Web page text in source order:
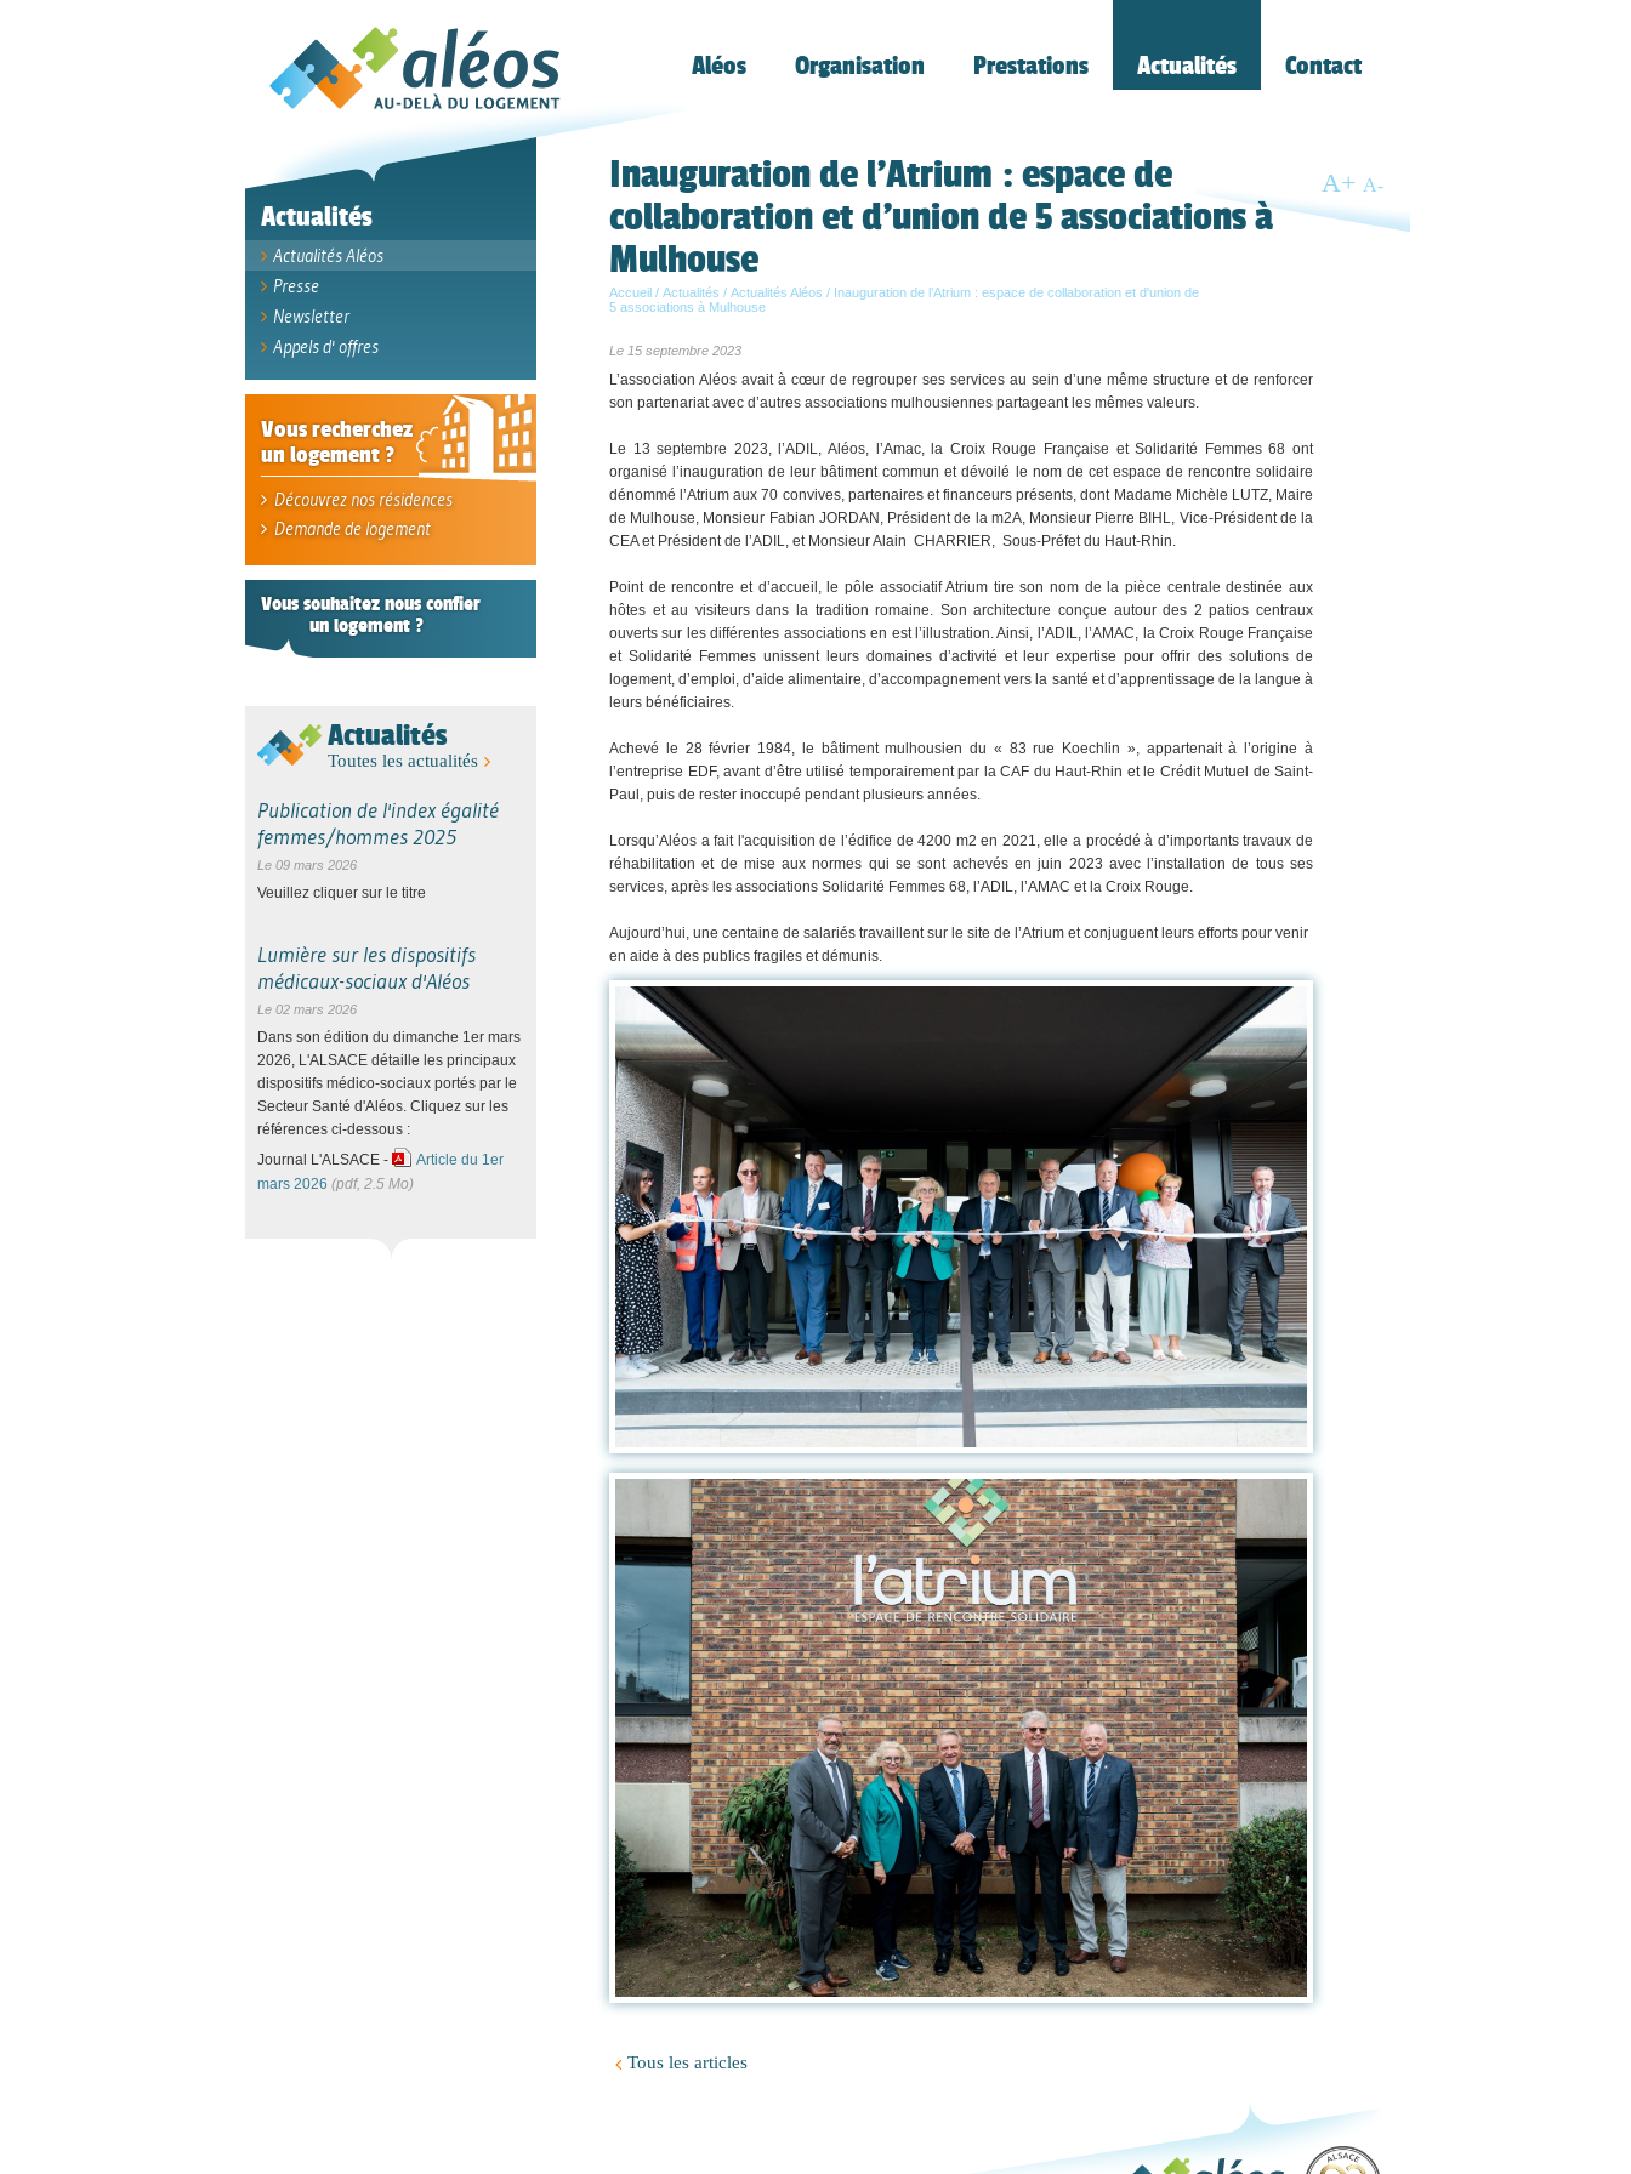
Aléos Organisation Prestations Actualités Contact
A+ A-
Inauguration de l’Atrium : espace de
collaboration et d'union de 5 associations à
Mulhouse
Accueil / Actualités / Actualités Aléos / Inauguration de l’Atrium : espace de collaboration et d'union de
5 associations à Mulhouse
Le 15 septembre 2023
L’association Aléos avait à cœur de regrouper ses services au sein d’une même structure et de renforcer
son partenariat avec d’autres associations mulhousiennes partageant les mêmes valeurs.
Le 13 septembre 2023, l’ADIL, Aléos, l’Amac, la Croix Rouge Française et Solidarité Femmes 68 ont
organisé l’inauguration de leur bâtiment commun et dévoilé le nom de cet espace de rencontre solidaire
dénommé l’Atrium aux 70 convives, partenaires et financeurs présents, dont Madame Michèle LUTZ, Maire
de Mulhouse, Monsieur Fabian JORDAN, Président de la m2A, Monsieur Pierre BIHL, Vice-Président de la
CEA et Président de l’ADIL, et Monsieur Alain CHARRIER, Sous-Préfet du Haut-Rhin.
Point de rencontre et d’accueil, le pôle associatif Atrium tire son nom de la pièce centrale destinée aux
hôtes et au visiteurs dans la tradition romaine. Son architecture conçue autour des 2 patios centraux
ouverts sur les différentes associations en est l’illustration. Ainsi, l’ADIL, l’AMAC, la Croix Rouge Française
et Solidarité Femmes unissent leurs domaines d’activité et leur expertise pour offrir des solutions de
logement, d’emploi, d’aide alimentaire, d’accompagnement vers la santé et d’apprentissage de la langue à
leurs bénéficiaires.
Achevé le 28 février 1984, le bâtiment mulhousien du « 83 rue Koechlin », appartenait à l’origine à
l’entreprise EDF, avant d’être utilisé temporairement par la CAF du Haut-Rhin et le Crédit Mutuel de Saint-
Paul, puis de rester inoccupé pendant plusieurs années.
Lorsqu’Aléos a fait l'acquisition de l’édifice de 4200 m2 en 2021, elle a procédé à d’importants travaux de
réhabilitation et de mise aux normes qui se sont achevés en juin 2023 avec l’installation de tous ses
services, après les associations Solidarité Femmes 68, l’ADIL, l’AMAC et la Croix Rouge.
Aujourd’hui, une centaine de salariés travaillent sur le site de l’Atrium et conjuguent leurs efforts pour venir
en aide à des publics fragiles et démunis.
Tous les articles
Actualités
Actualités Aléos
Presse
Newsletter
Appels d' offres
Vous recherchez
un logement ?
Découvrez nos résidences
Demande de logement
Vous souhaitez nous confier
un logement ?
Actualités
Toutes les actualités
Publication de l'index égalité
femmes/hommes 2025
Le 09 mars 2026
Veuillez cliquer sur le titre
Lumière sur les dispositifs
médicaux-sociaux d'Aléos
Le 02 mars 2026
Dans son édition du dimanche 1er mars
2026, L'ALSACE détaille les principaux
dispositifs médico-sociaux portés par le
Secteur Santé d'Aléos. Cliquez sur les
références ci-dessous :
Journal L'ALSACE -
Article du 1er
mars 2026 (pdf, 2.5 Mo)